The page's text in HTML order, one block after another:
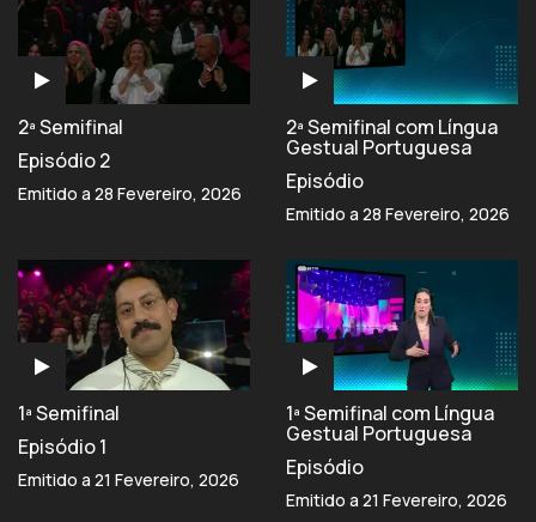
2ª Semifinal
Episódio 2
Emitido a 28 Fevereiro, 2026
2ª Semifinal com Língua
Gestual Portuguesa
Episódio
Emitido a 28 Fevereiro, 2026
1ª Semifinal
Episódio 1
Emitido a 21 Fevereiro, 2026
1ª Semifinal com Língua
Gestual Portuguesa
Episódio
Emitido a 21 Fevereiro, 2026